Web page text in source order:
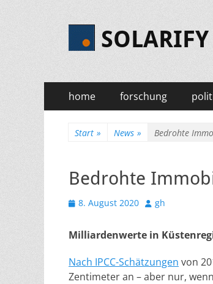
SOLARIFY
Primäres
Menü
Zum
Inhalt
home forschung
Start » News » Bedrohte
Bedrohte
Veröffentlicht
8. August 2020 Autor
gh
Milliardenwerte in
Nach IPCC-Schätzungen von
Zentimeter an – aber nur,